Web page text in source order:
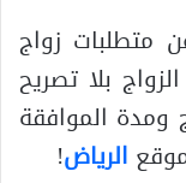
متطلبات زواج
بلا تصريح
ومدة الموافقة
الرياض!